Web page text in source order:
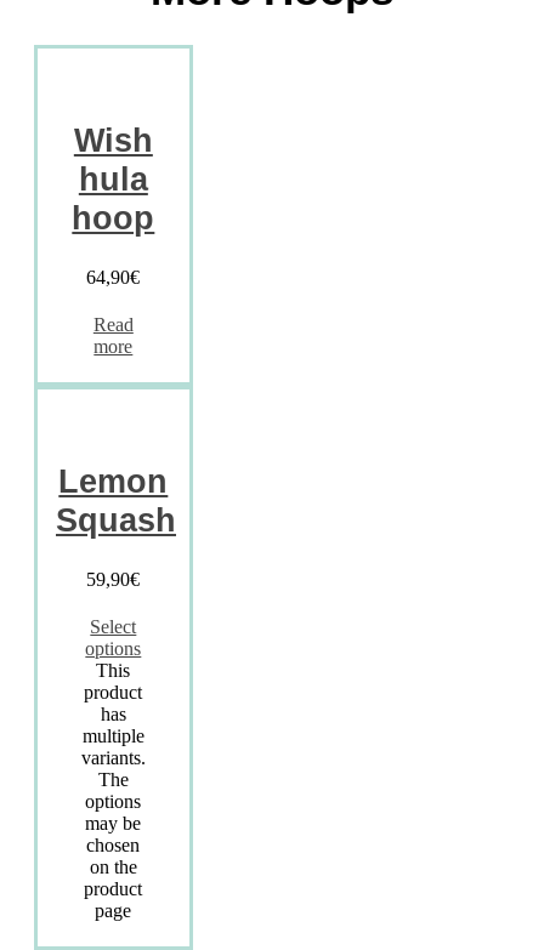
Wish
hula
hoop
64,90€
Read
more
Lemon
Squash
59,90€
Select
options
This
product
has
multiple
variants.
The
options
may be
chosen
on the
product
page